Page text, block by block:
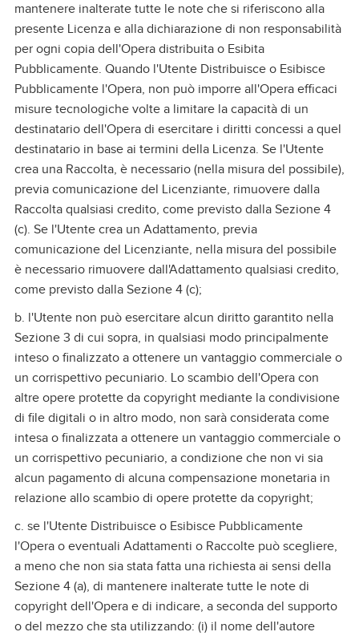
mantenere inalterate tutte le note che si riferiscono alla
presente Licenza e alla dichiarazione di non responsabilità
per ogni copia dell'Opera distribuita o Esibita
Pubblicamente. Quando l'Utente Distribuisce o Esibisce
Pubblicamente l'Opera, non può imporre all'Opera efficaci
misure tecnologiche volte a limitare la capacità di un
destinatario dell'Opera di esercitare i diritti concessi a quel
destinatario in base ai termini della Licenza. Se l'Utente
crea una Raccolta, è necessario (nella misura del possibile),
previa comunicazione del Licenziante, rimuovere dalla
Raccolta qualsiasi credito, come previsto dalla Sezione 4
(c). Se l'Utente crea un Adattamento, previa
comunicazione del Licenziante, nella misura del possibile
è necessario rimuovere dall'Adattamento qualsiasi credito,
come previsto dalla Sezione 4 (c);
b. l'Utente non può esercitare alcun diritto garantito nella
Sezione 3 di cui sopra, in qualsiasi modo principalmente
inteso o finalizzato a ottenere un vantaggio commerciale o
un corrispettivo pecuniario. Lo scambio dell'Opera con
altre opere protette da copyright mediante la condivisione
di file digitali o in altro modo, non sarà considerata come
intesa o finalizzata a ottenere un vantaggio commerciale o
un corrispettivo pecuniario, a condizione che non vi sia
alcun pagamento di alcuna compensazione monetaria in
relazione allo scambio di opere protette da copyright;
c. se l'Utente Distribuisce o Esibisce Pubblicamente
l'Opera o eventuali Adattamenti o Raccolte può scegliere,
a meno che non sia stata fatta una richiesta ai sensi della
Sezione 4 (a), di mantenere inalterate tutte le note di
copyright dell'Opera e di indicare, a seconda del supporto
o del mezzo che sta utilizzando: (i) il nome dell'autore